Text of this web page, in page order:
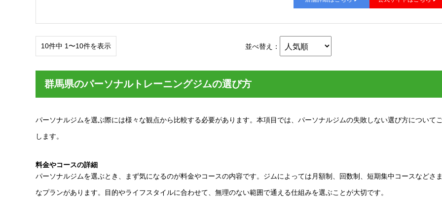
10件中 1〜10件を表示 並べ替え：
群馬県のパーソナルトレーニングジムの選び方
パーソナルジムを選ぶ際には様々な観点から比較する必要があります。本項目では、パーソナルジムの失敗しない選び方について
します。
料金やコースの詳細
パーソナルジムを選ぶとき、まず気になるのが料金やコースの内容です。ジムによっては月額制、回数制、短期集中コースなどさ
なプランがあります。目的やライフスタイルに合わせて、無理のない範囲で通える仕組みを選ぶことが大切です。